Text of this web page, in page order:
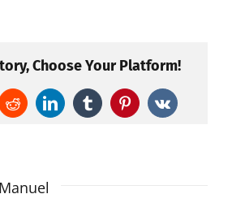
ahorra
millones
al
Choose Your Platform!
RedditLinkedInTumblrPinterest
Vk
Manuel